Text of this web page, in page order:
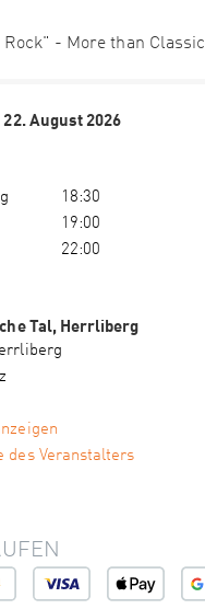
- More than Classic
August 2026
18:30
19:00
22:00
Tal, Herrliberg
des Veranstalters